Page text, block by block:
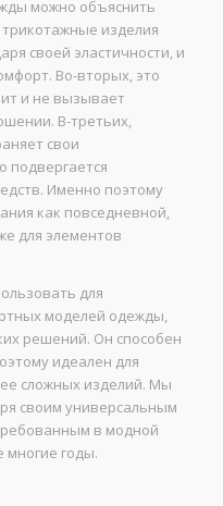
можно объяснить
изделия
своей эластичности, и
Во-вторых, это
и не вызывает
В-третьих,
свои
подвергается
Именно поэтому
как повседневной,
для элементов
для
моделей одежды,
решений. Он способен
идеален для
сложных изделий. Мы
своим универсальным
в модной
многие годы.